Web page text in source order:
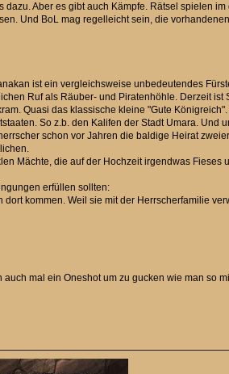
Aber es gibt auch Kämpfe. Rätsel spielen
Und BoL mag regelleicht sein, die
ist ein vergleichsweise unbedeutendes
Ruf als Räuber- und Piratenhöhle. Derzeit ist
Quasi das klassische kleine "Gute Königreich".
So z.b. den Kalifen der Stadt Umara. Und
schon vor Jahren die baldige Heirat
Mächte, die auf der Hochzeit irgendwas Fieses
erfüllen sollten:
kommen. Weil sie mit der Herrscherfamilie
mal ein Oneshot um zu gucken wie man so